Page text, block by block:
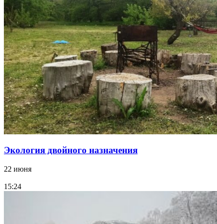
Экология двойного назначения
22 июня
15:24